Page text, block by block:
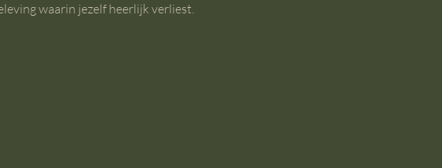
waarin jezelf heerlijk verliest.